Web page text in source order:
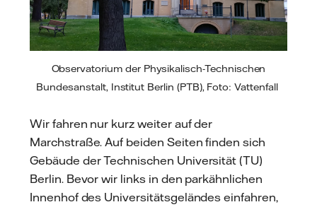
Observatorium der Physikalisch-Technischen
Bundesanstalt, Institut Berlin (PTB), Foto: Vattenfall
Wir fahren nur kurz weiter auf der
Marchstraße. Auf beiden Seiten finden sich
Gebäude der Technischen Universität (TU)
Berlin. Bevor wir links in den parkähnlichen
Innenhof des Universitätsgeländes einfahren,